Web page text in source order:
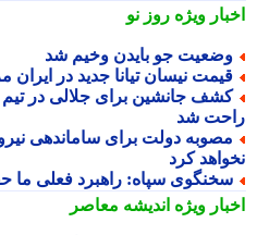
ویژهروز نو
جو بایدن وخیم شد
نیسان تیانا جدید در ایران مرداد
جانشین برای جلالی در تیم
شد
دولت برای ساماندهی
کرد
سپاه: راهبرد فعلی ما
ویژهاندیشه معاصر